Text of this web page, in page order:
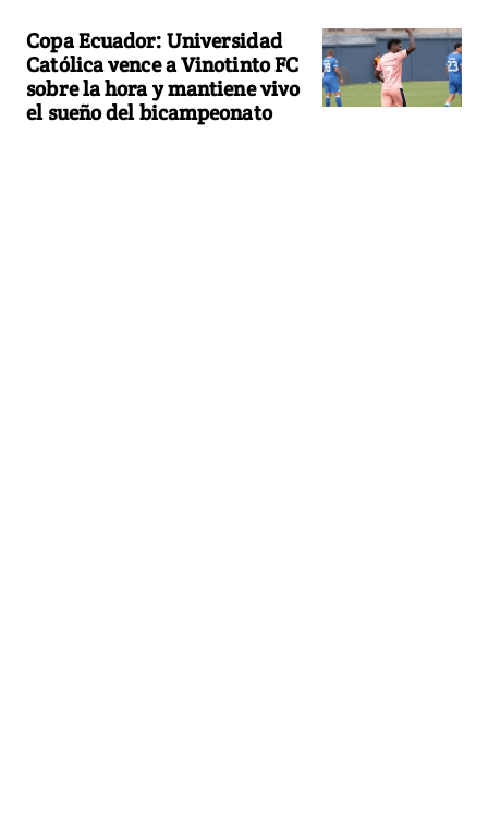
Copa Ecuador: Universidad
Católica vence a Vinotinto FC
sobre la hora y mantiene vivo
el sueño del bicampeonato